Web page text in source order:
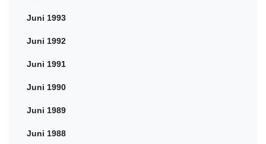
Juni 1993
Juni 1992
Juni 1991
Juni 1990
Juni 1989
Juni 1988